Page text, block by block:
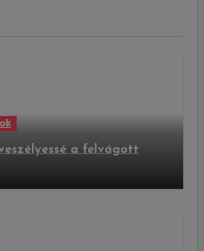
a felvágott